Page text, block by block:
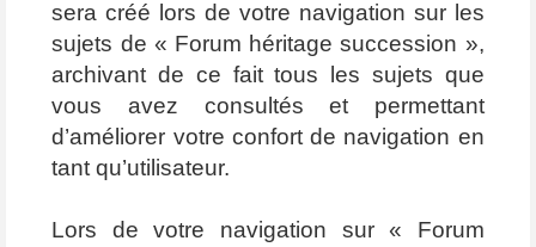
sera créé lors de votre navigation sur les
sujets de « Forum héritage succession »,
archivant de ce fait tous les sujets que
vous avez consultés et permettant
d’améliorer votre confort de navigation en
tant qu’utilisateur.
Lors de votre navigation sur « Forum